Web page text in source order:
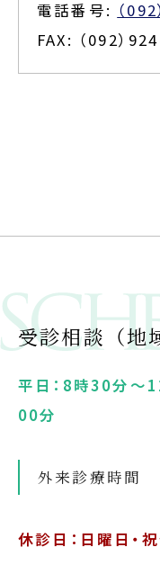
電話番号: （
FAX: （092）
受診相談（地
平日：8時30分
00分
外来診療時間
休診日：日曜日